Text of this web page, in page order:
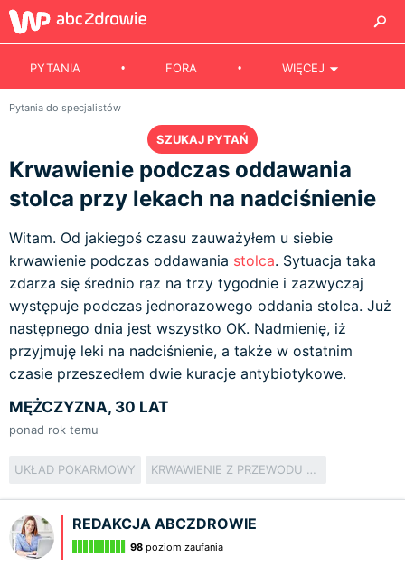
PYTANIA FORA WIĘCEJ
Pytania do specjalistów
SZUKAJ PYTAŃ
Krwawienie podczas oddawania
stolca przy lekach na nadciśnienie
Witam. Od jakiegoś czasu zauważyłem u siebie
krwawienie podczas oddawania stolca. Sytuacja taka
zdarza się średnio raz na trzy tygodnie i zazwyczaj
występuje podczas jednorazowego oddania stolca. Już
następnego dnia jest wszystko OK. Nadmienię, iż
przyjmuję leki na nadciśnienie, a także w ostatnim
czasie przeszedłem dwie kuracje antybiotykowe.
MĘŻCZYZNA, 30 LAT
ponad rok temu
UKŁAD POKARMOWY KRWAWIENIE Z PRZEWODU POKARMOWEGO
REDAKCJA ABCZDROWIE
98 poziom zaufania